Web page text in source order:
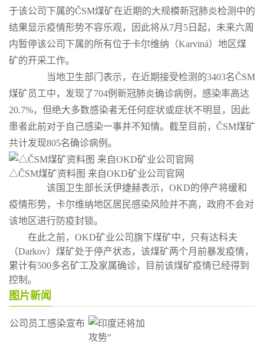
于该公司下属的ČSM煤矿在近期的大规模新冠肺炎检测中的
结果显示疫情形势不容乐观，因此将从7月5日起，未来六周
内暂停该公司下属的所有位于卡尔维纳（Karviná）地区煤
矿的开采工作。
当地卫生部门表示，在近期接受检测的3403名ČSM
煤矿员工中，发现了704例新冠肺炎确诊病例，感染率高达
20.7%，但绝大多数感染者无任何症状或症状不明显，因此
患者此前对于自己感染一事并不知情。截至目前，ČSM煤矿
共计发现805名确诊病例。
△ČSM煤矿资料图 来自OKD矿业公司官网
该国卫生部长沃伊捷赫表示，OKD的停产将缓和
疫情形势，卡尔维纳地区居民感染风险并不高，政府不会对
该地区进行防疫封锁。
在此之前，OKD矿业公司旗下煤矿中，只有达科夫
（Darkov）煤矿处于停产状态，该煤矿两个月前暴发疫情，
累计有500多名矿工及家属确诊，目前该煤矿疫情已经得到
控制。
图片新闻